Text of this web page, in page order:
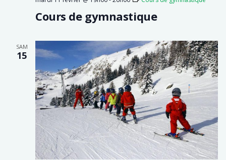
Cours de gymnastique
SAM
15